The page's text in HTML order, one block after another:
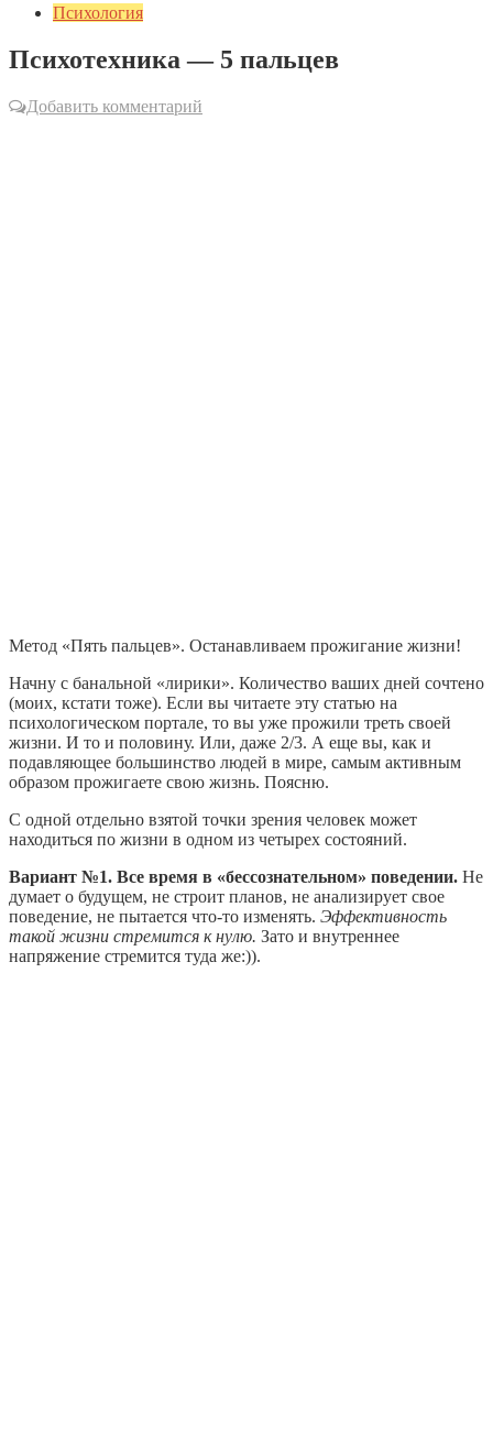
Психология
Психотехника — 5 пальцев
Добавить комментарий
Метод «Пять пальцев». Останавливаем прожигание жизни!
Начну с банальной «лирики». Количество ваших дней сочтено
(моих, кстати тоже). Если вы читаете эту статью на
психологическом портале, то вы уже прожили треть своей
жизни. И то и половину. Или, даже 2/3. А еще вы, как и
подавляющее большинство людей в мире, самым активным
образом прожигаете свою жизнь. Поясню.
С одной отдельно взятой точки зрения человек может
находиться по жизни в одном из четырех состояний.
Вариант №1. Все время в «бессознательном» поведении. Не
думает о будущем, не строит планов, не анализирует свое
поведение, не пытается что-то изменять. Эффективность
такой жизни стремится к нулю. Зато и внутреннее
напряжение стремится туда же:)).